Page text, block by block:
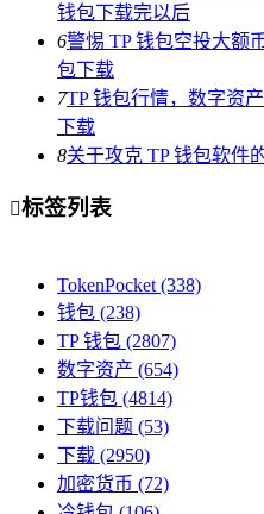
钱包下载完以后
6警惕 TP 钱包空投大额
包下载
7TP 钱包行情，数字资
下载
8关于攻克 TP 钱包软件
标签列表
TokenPocket (338)
钱包 (238)
TP 钱包 (2807)
数字资产 (654)
TP钱包 (4814)
下载问题 (53)
下载 (2950)
加密货币 (72)